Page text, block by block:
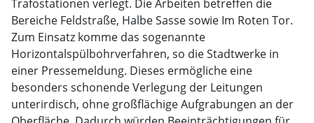
Trafostationen verlegt. Die Arbeiten betreffen die
Bereiche Feldstraße, Halbe Sasse sowie Im Roten Tor.
Zum Einsatz komme das sogenannte
Horizontalspülbohrverfahren, so die Stadtwerke in
einer Pressemeldung. Dieses ermögliche eine
besonders schonende Verlegung der Leitungen
unterirdisch, ohne großflächige Aufgrabungen an der